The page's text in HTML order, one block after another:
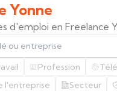
Yonne
d'emploi en Freelance
Profession
l'entreprise Secteur